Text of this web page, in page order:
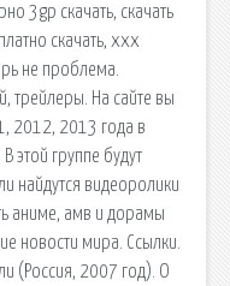
3gp скачать, скачать
скачать, xxx
не проблема.
трейлеры. На сайте вы
2012, 2013 года в
этой группе будут
найдутся видеоролики
аниме, амв и дорамы
новости мира. Ссылки.
(Россия, 2007 год). О